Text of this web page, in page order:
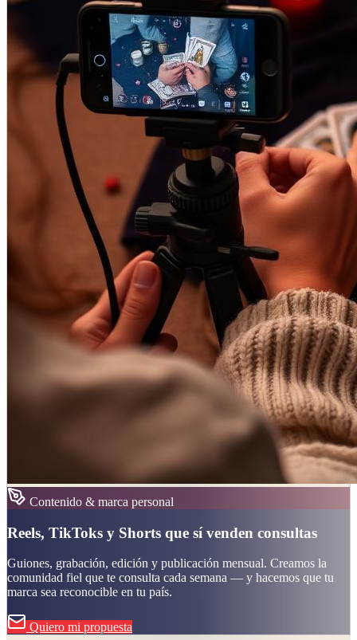
Contenido & marca personal
Reels, TikToks y Shorts que sí venden consultas
Guiones, grabación, edición y publicación mensual. Creamos la
comunidad fiel que te consulta cada semana — y hacemos que tu
marca sea reconocible en tu país.
Quiero mi propuesta